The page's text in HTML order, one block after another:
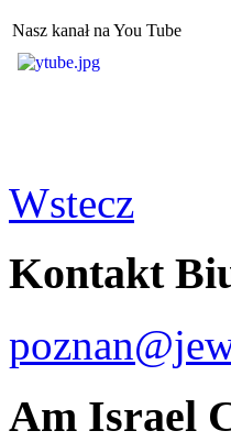
Nasz kanał na You Tube
Wstecz
Kontakt
Am Israel